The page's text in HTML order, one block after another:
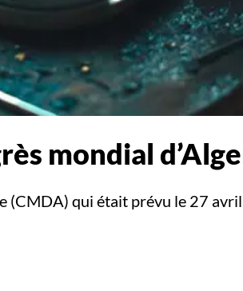
mondial
(CMDA) qui était prévu le 27